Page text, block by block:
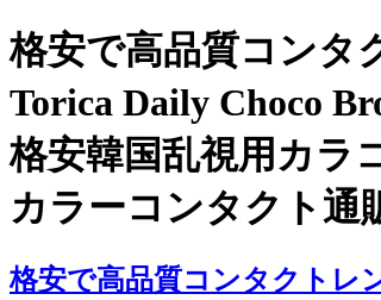
格安で高品質コンタ
Torica Daily Choco
格安韓国乱視用カラ
カラーコンタクト通
格安で高品質コンタクトレ